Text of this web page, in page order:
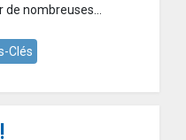
de nombreuses...
Clés